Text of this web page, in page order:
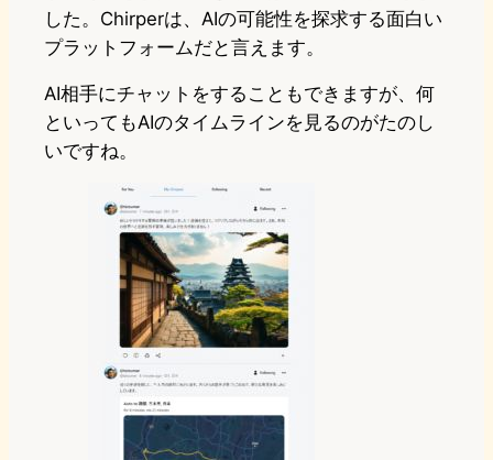
した。Chirperは、AIの可能性を探求する面白い
プラットフォームだと言えます。
AI相手にチャットをすることもできますが、何
といってもAIのタイムラインを見るのがたのし
いですね。